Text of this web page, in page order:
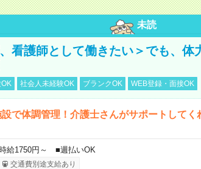
未読
看護師として働きたい＞でも、体
社会人未経験OK ブランクOK WEB登録・面接OK
で体調管理！介護士さんがサポートして
給1750円～ ■週払いOK
交通費別途支給あり